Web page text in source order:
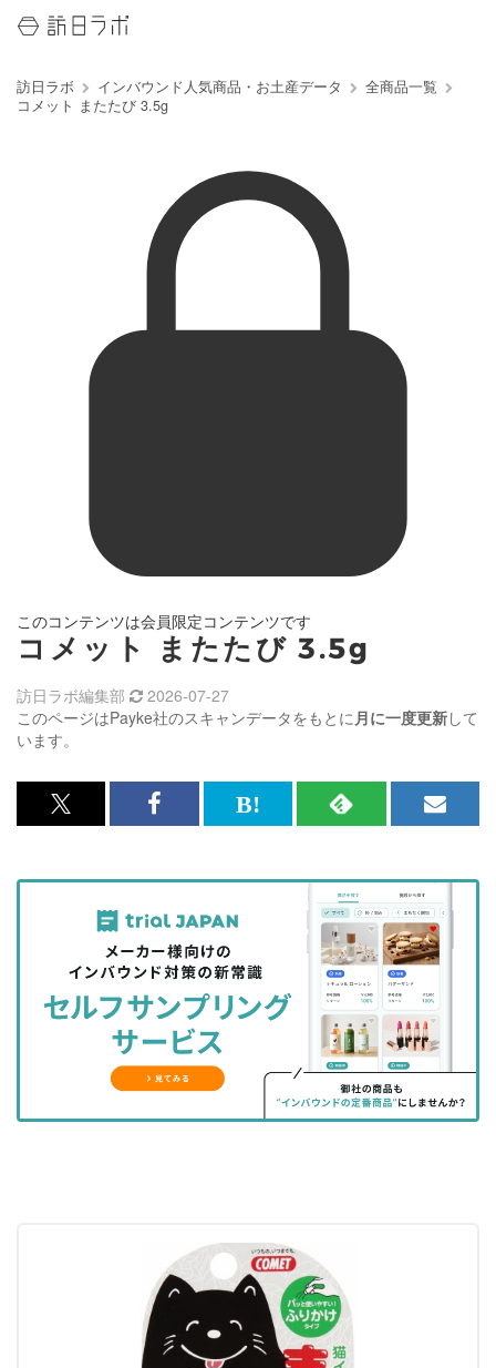
訪日ラボ インバウンド人気商品・お土産データ
全商品一覧
コメット またたび 3.5g
このコンテンツは会員限定コンテンツです
コメット またたび 3.5g
このページはPayke社のスキャンデータをもとに月に一度更新して
います。
訪日ラボ編集部 2026-07-27
x<br>
記
を
シ
ェ
る
Facebook<br>
記
事
を
シ
ェ
ア
す
る
は
な
ッ
ク
マ
に
RSS
記
事
を
購
読
す
る
メ
マ
ガ
登
録
す
る